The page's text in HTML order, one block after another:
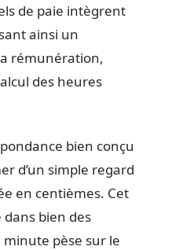
de paie intègrent
ainsi un
rémunération,
des heures
bien conçu
d’un simple regard
en centièmes. Cet
bien des
pèse sur le